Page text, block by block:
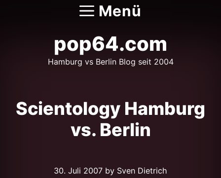
Menü
pop64.com
Hamburg vs Berlin Blog seit 2004
Scientology Hamburg
vs. Berlin
30. Juli 2007 by Sven Dietrich